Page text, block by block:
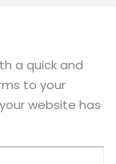
a quick and
to your
website has